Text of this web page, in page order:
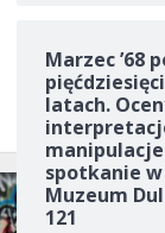
Marzec ’68
latach.
spotkanie w
Muzeum
121